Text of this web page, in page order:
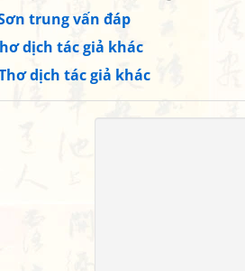
trung vấn đáp
dịch tác giả khác
dịch tác giả khác